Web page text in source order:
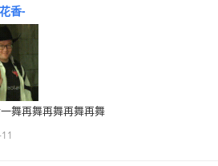
香-
舞再舞再舞再舞再舞